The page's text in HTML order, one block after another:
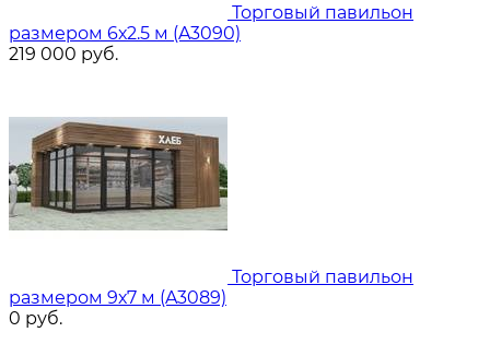
Торговый павильон
размером 6х2.5 м (A3090)
219 000 руб.
Торговый павильон
размером 9х7 м (A3089)
0 руб.